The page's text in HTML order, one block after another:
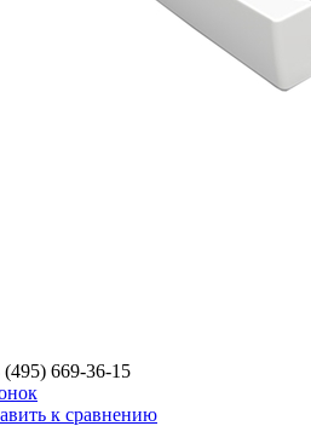
(495) 669-36-15
к сравнению